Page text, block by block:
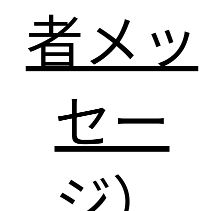
者メッ
セー